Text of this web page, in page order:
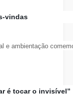
vindas
e ambientação
é tocar o invisível”